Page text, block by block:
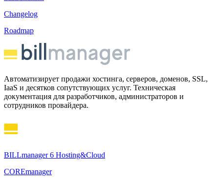
Changelog
Roadmap
Автоматизирует продажи хостинга, серверов, доменов, SSL,
IaaS и десятков сопутствующих услуг. Техническая
документация для разработчиков, администраторов и
сотрудников провайдера.
BILLmanager 6 Hosting&Cloud
COREmanager